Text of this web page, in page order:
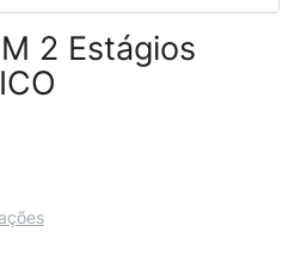
2 Estágios